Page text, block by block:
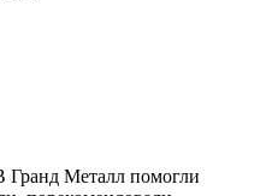
Гранд Металл помогли